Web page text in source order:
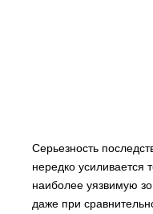
Серьезность
нередко усиливается
наиболее уязвимую
даже при